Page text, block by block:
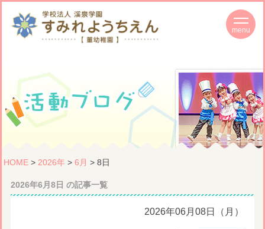
HOME> 2026年> 6月 > 8日
2026年6月8日 の記事一覧
2026年06月08日（月）